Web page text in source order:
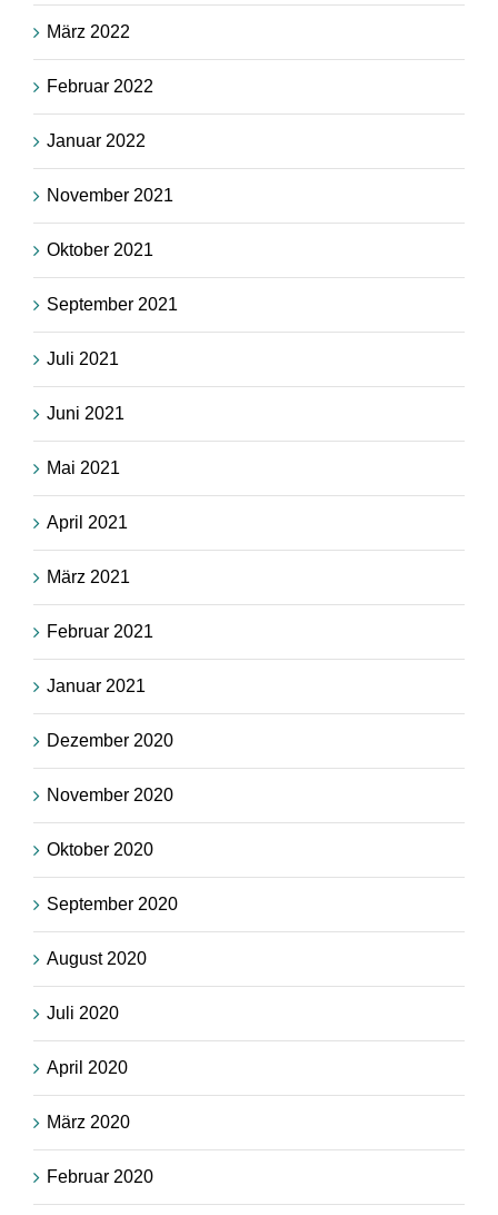
März 2022
Februar 2022
Januar 2022
November 2021
Oktober 2021
September 2021
Juli 2021
Juni 2021
Mai 2021
April 2021
März 2021
Februar 2021
Januar 2021
Dezember 2020
November 2020
Oktober 2020
September 2020
August 2020
Juli 2020
April 2020
März 2020
Februar 2020